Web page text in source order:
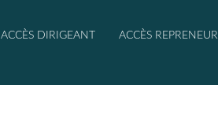
ACCÈS DIRIGEANT ACCÈS REPRENEUR